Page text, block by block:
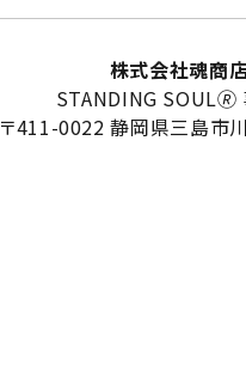
株式会社魂商
STANDING SOUL🄬
〒411-0022 静岡県三島市